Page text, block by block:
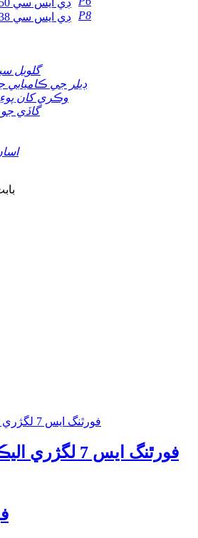
P8
گلوبل
ڊيلر جي ڪاميابي
وڪري کان
گاڏي
فورٿنگ ايس 7 لگژري اليڪٽرڪ سيڊان